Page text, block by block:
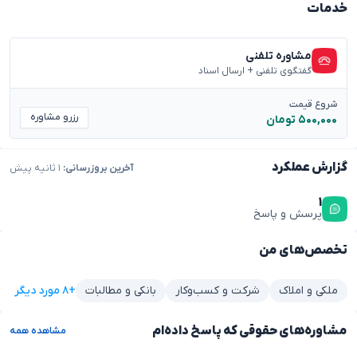
گزارش عملکرد آخرین بروزرسانی:
۱
پرسش و پاسخ
تخصص‌های من
ملکی و املاک شرکت و کسب‌وکار بانکی و مطالبات +۸ مورد دیگر
خدمات
مشاوره تلفنی
گفتگوی تلفنی + ارسال اسناد
شروع قیمت
۵۰۰,۰۰۰ تومان رزرو مشاوره
مشاوره‌های حقوقی که پاسخ داده‌ام مشاهده همه